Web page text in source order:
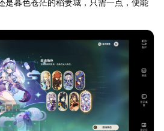
是暮色苍茫的稻妻城，只需一点，便能